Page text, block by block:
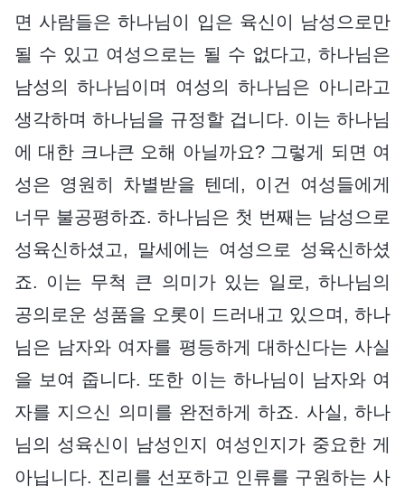
면 사람들은 하나님이 입은 육신이 남성으로만
될 수 있고 여성으로는 될 수 없다고, 하나님은
남성의 하나님이며 여성의 하나님은 아니라고
생각하며 하나님을 규정할 겁니다. 이는 하나님
에 대한 크나큰 오해 아닐까요? 그렇게 되면 여
성은 영원히 차별받을 텐데, 이건 여성들에게
너무 불공평하죠. 하나님은 첫 번째는 남성으로
성육신하셨고, 말세에는 여성으로 성육신하셨
죠. 이는 무척 큰 의미가 있는 일로, 하나님의
공의로운 성품을 오롯이 드러내고 있으며, 하나
님은 남자와 여자를 평등하게 대하신다는 사실
을 보여 줍니다. 또한 이는 하나님이 남자와 여
자를 지으신 의미를 완전하게 하죠. 사실, 하나
님의 성육신이 남성인지 여성인지가 중요한 게
아닙니다. 진리를 선포하고 인류를 구원하는 사